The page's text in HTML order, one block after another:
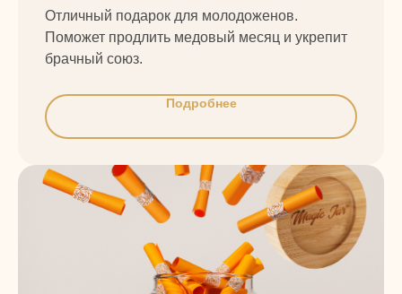
Отличный подарок для молодоженов.
Поможет продлить медовый месяц и укрепит
брачный союз.
Подробнее